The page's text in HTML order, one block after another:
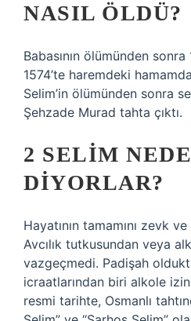
NASIL ÖLDÜ?
Babasının ölümünden sonra
1574’te haremdeki
Selim’in ölümünden sonra
Şehzade Murad tahta çıktı.
2 SELIM
DIYORLAR?
Hayatının tamamını zevk
Avcılık tutkusundan veya
vazgeçmedi. Padişah
icraatlarından biri alkole
resmi tarihte, Osmanlı